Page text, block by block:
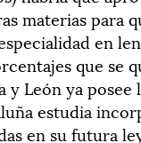
materias para
en
que se
y León ya posee
estudia
en su futura